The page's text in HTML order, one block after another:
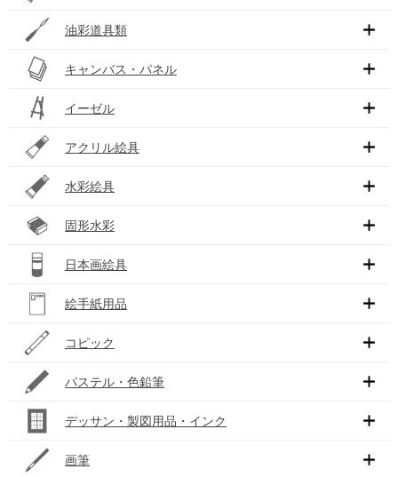
油彩道具類
キャンバス・パネル
イーゼル
アクリル絵具
水彩絵具
固形水彩
日本画絵具
絵手紙用品
コピック
パステル・色鉛筆
デッサン・製図用品・インク
画筆